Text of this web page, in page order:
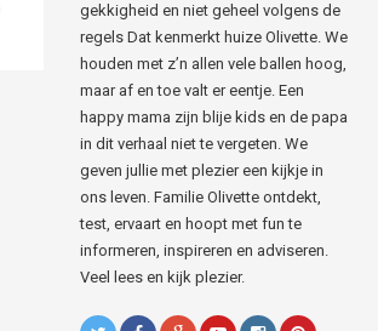
gekkigheid en niet geheel volgens de
regels Dat kenmerkt huize Olivette. We
houden met z’n allen vele ballen hoog,
maar af en toe valt er eentje. Een
happy mama zijn blije kids en de papa
in dit verhaal niet te vergeten. We
geven jullie met plezier een kijkje in
ons leven. Familie Olivette ontdekt,
test, ervaart en hoopt met fun te
informeren, inspireren en adviseren.
Veel lees en kijk plezier.